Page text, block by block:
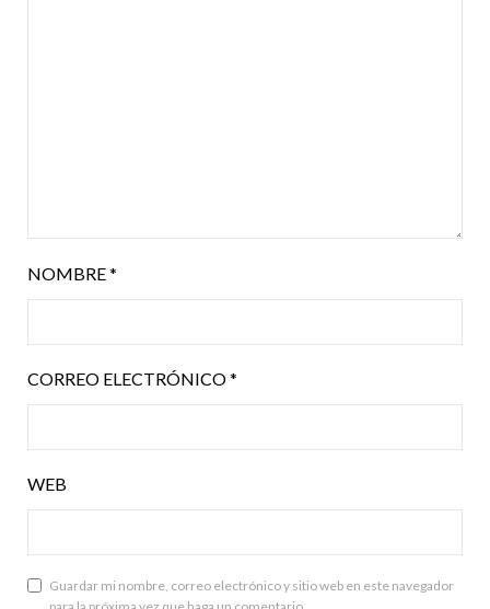
NOMBRE*
CORREO ELECTRÓNICO*
WEB
Guardar mi nombre, correo electrónico y sitio web en este navegador
para la próxima vez que haga un comentario.